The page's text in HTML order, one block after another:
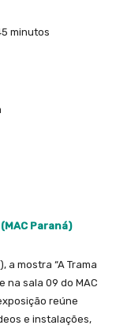
minutos
Paraná)
a mostra “A Trama
na sala 09 do MAC
reúne
e instalações,